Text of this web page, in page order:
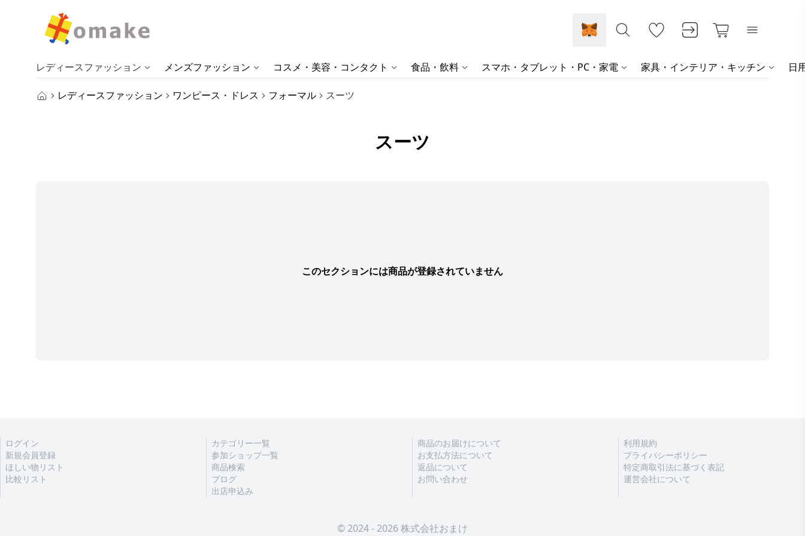
レディースファッション メンズファッション コスメ・美容・コンタクト 食品・飲料 スマホ・タブレット・PC・家電 家具・インテリア・キッチン 日
レディースファッション ワンピース・ドレス フォーマル スーツ
スーツ
このセクションには商品が登録されていません
ログイン
新規会員登録
ほしい物リスト
比較リスト
カテゴリー一覧
参加ショップ一覧
商品検索
ブログ
出店申込み
商品のお届けについて
お支払方法について
返品について
お問い合わせ
利用規約
プライバシーポリシー
特定商取引法に基づく表記
運営会社について
© 2024 - 2026 株式会社おまけ